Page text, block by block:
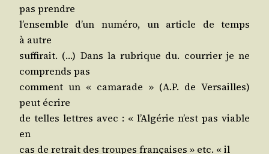
pas prendre
l’en­semble d’un numé­ro, un article de temps
à autre
suf­fi­rait. (…) Dans la rubrique du. cour­rier je ne
com­prends pas
com­ment un « cama­rade » (A.P. de Ver­sailles)
peut écrire
de telles lettres avec : « l’Al­gé­rie n’est pas viable
en
cas de retrait des troupes fran­çaises » etc. « il